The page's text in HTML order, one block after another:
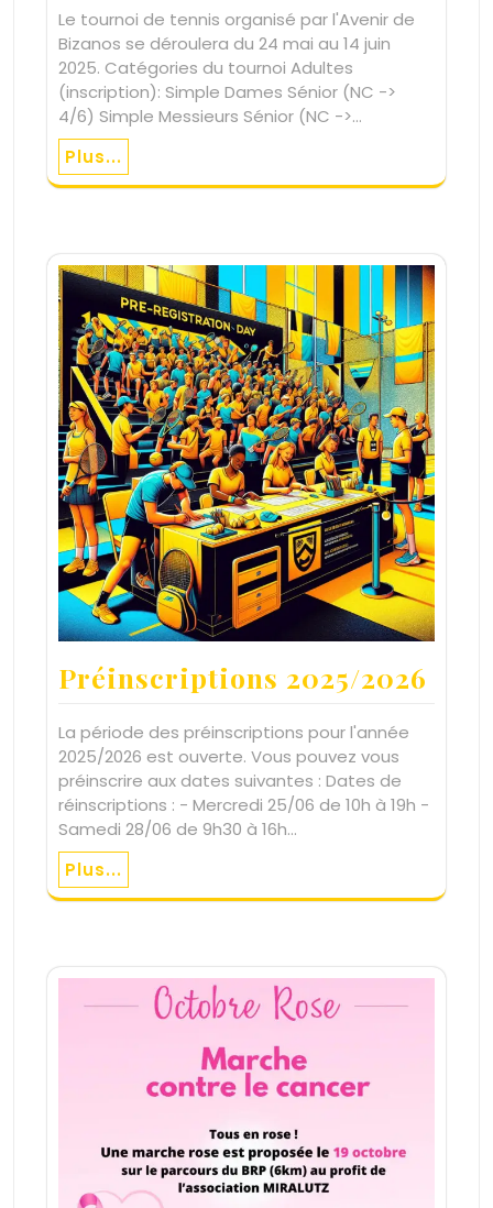
Le tournoi de tennis organisé par l'Avenir de
Bizanos se déroulera du 24 mai au 14 juin
2025. Catégories du tournoi Adultes
(inscription): Simple Dames Sénior (NC ->
4/6) Simple Messieurs Sénior (NC ->…
Plus...
Préinscriptions 2025/2026
La période des préinscriptions pour l'année
2025/2026 est ouverte. Vous pouvez vous
préinscrire aux dates suivantes : Dates de
réinscriptions : - Mercredi 25/06 de 10h à 19h -
Samedi 28/06 de 9h30 à 16h…
Plus...